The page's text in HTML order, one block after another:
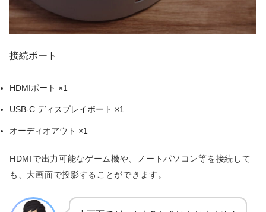
接続ポート
HDMIポート ×1
USB-C ディスプレイポート ×1
オーディオアウト ×1
HDMIで出力可能なゲーム機や、ノートパソコン等を接続して
も、大画面で投影することができます。